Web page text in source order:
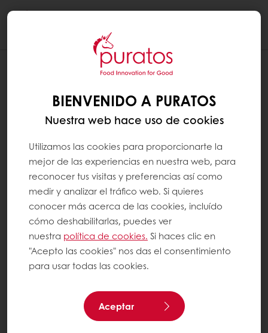
BIENVENIDO A PURATOS
Nuestra web hace uso de cookies
Utilizamos las cookies para proporcionarte la
mejor de las experiencias en nuestra web, para
reconocer tus visitas y preferencias así como
medir y analizar el tráfico web. Si quieres
conocer más acerca de las cookies, incluído
cómo deshabilitarlas, puedes ver
nuestra política de cookies. Si haces clic en
"Acepto las cookies" nos das el consentimiento
para usar todas las cookies.
Aceptar